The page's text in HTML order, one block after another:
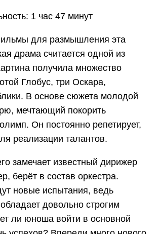
1 час 47 минут
для размышления эта
драма считается одной из
получила множество
Глобус, три Оскара,
В основе сюжета молодой
мечтающий покорить
Он постоянно репетирует,
реализации талантов.
замечает известный дирижер
берёт в состав оркестра.
новые испытания, ведь
довольно строгим
ли юноша войти в основной